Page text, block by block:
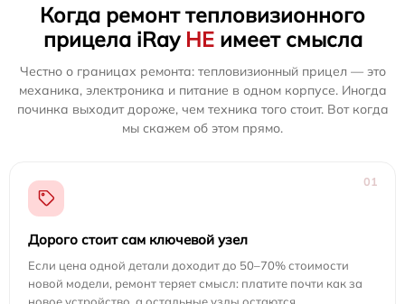
Когда ремонт тепловизионного
прицела iRay НЕимеет смысла
Честно о границах ремонта: тепловизионный прицел — это
механика, электроника и питание в одном корпусе. Иногда
починка выходит дороже, чем техника того стоит. Вот когда
мы скажем об этом прямо.
01
Дорого стоит сам ключевой узел
Если цена одной детали доходит до 50–70% стоимости
новой модели, ремонт теряет смысл: платите почти как за